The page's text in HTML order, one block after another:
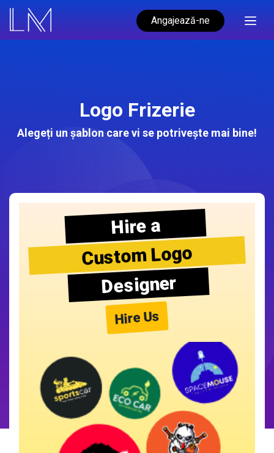
Angajează-ne
Logo Frizerie
Alegeți un șablon care vi se potrivește mai bine!
Hire a
Custom Logo
Designer
Hire Us